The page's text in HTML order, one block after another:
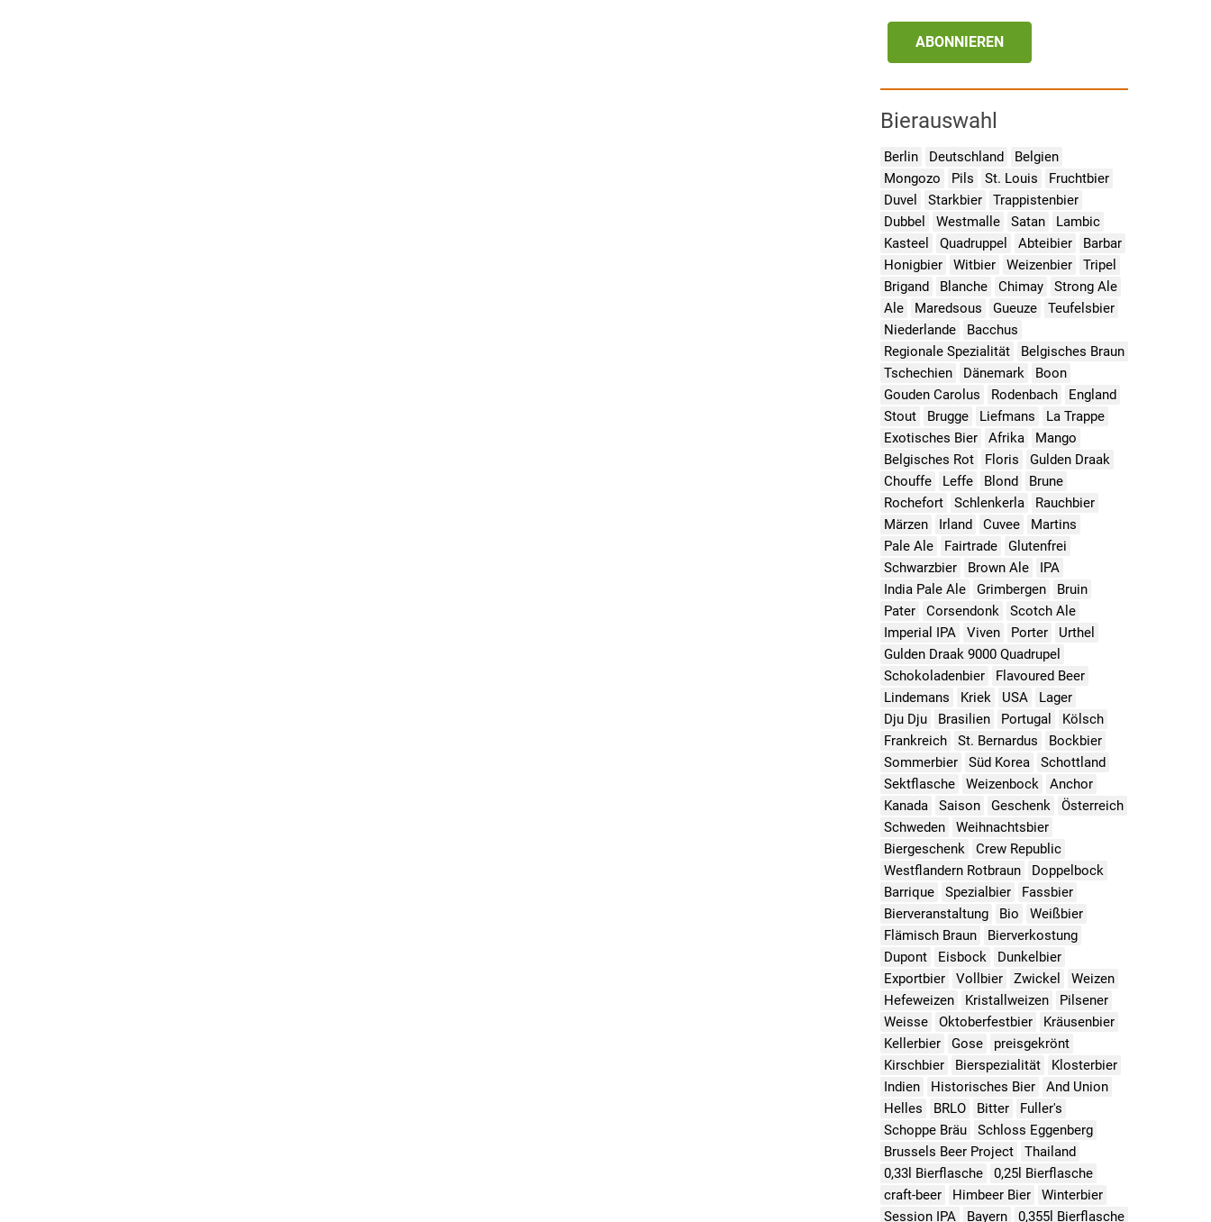
ABONNIEREN
Bierauswahl
Berlin Deutschland
Belgien
Mongozo
Pils St. Louis
Fruchtbier
Duvel
Starkbier
Trappistenbier
Dubbel
Westmalle Satan
Lambic
Kasteel
Quadruppel Abteibier
Barbar
Honigbier
Witbier Weizenbier
Tripel
Brigand
Blanche Chimay
Strong Ale
Ale
Maredsous Gueuze
Teufelsbier
Niederlande
Bacchus
Regionale Spezialität
Belgisches Braun
Tschechien
Dänemark
Boon
Gouden Carolus
Rodenbach
England
Stout
Brugge Liefmans
La Trappe
Exotisches Bier
Afrika
Mango
Belgisches Rot
Floris
Gulden Draak
Chouffe
Leffe Blond
Brune
Rochefort
Schlenkerla
Rauchbier
Märzen
Irland Cuvee
Martins
Pale Ale
Fairtrade
Glutenfrei
Schwarzbier
Brown Ale
IPA
India Pale Ale
Grimbergen
Bruin
Pater
Corsendonk
Scotch Ale
Imperial IPA
Viven Porter
Urthel
Gulden Draak 9000 Quadrupel
Schokoladenbier
Flavoured Beer
Lindemans
Kriek USA
Lager
Dju Dju
Brasilien Portugal
Kölsch
Frankreich
St. Bernardus
Bockbier
Sommerbier
Süd Korea
Schottland
Sektflasche
Weizenbock
Anchor
Kanada
Saison Geschenk
Österreich
Schweden
Weihnachtsbier
Biergeschenk
Crew Republic
Westflandern Rotbraun
Doppelbock
Barrique
Spezialbier
Fassbier
Bierveranstaltung
Bio
Weißbier
Flämisch Braun
Bierverkostung
Dupont
Eisbock
Dunkelbier
Exportbier
Vollbier Zwickel
Weizen
Hefeweizen
Kristallweizen
Pilsener
Weisse
Oktoberfestbier
Kräusenbier
Kellerbier
Gose
preisgekrönt
Kirschbier
Bierspezialität
Klosterbier
Indien
Historisches Bier
And Union
Helles
BRLO Bitter
Fuller's
Schoppe Bräu
Schloss Eggenberg
Brussels Beer Project
Thailand
0,33l Bierflasche
0,25l Bierflasche
craft-beer
Himbeer Bier
Winterbier
Session IPA
Bayern 0,355l Bierflasche